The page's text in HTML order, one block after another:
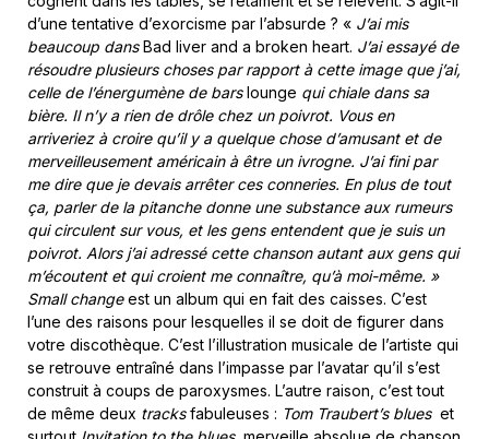
d’une tentative d’exorcisme par l’absurde ? « J’ai mis
beaucoup dansBad liver and a broken heart. J’ai essayé de
résoudre plusieurs choses par rapport à cette image que j’ai,
celle de l’énergumène de barslounge qui chiale dans sa
bière. Il n’y a rien de drôle chez un poivrot. Vous en
arriveriez à croire qu’il y a quelque chose d’amusant et de
merveilleusement américain à être un ivrogne. J’ai fini par
me dire que je devais arrêter ces conneries. En plus de tout
ça, parler de la pitanche donne une substance aux rumeurs
qui circulent sur vous, et les gens entendent que je suis un
poivrot. Alors j’ai adressé cette chanson autant aux gens qui
m’écoutent et qui croient me connaître, qu’à moi-même. »
Small changeest un album qui en fait des caisses. C’est
l’une des raisons pour lesquelles il se doit de figurer dans
votre discothèque. C’est l’illustration musicale de l’artiste qui
se retrouve entraîné dans l’impasse par l’avatar qu’il s’est
construit à coups de paroxysmes. L’autre raison, c’est tout
de même deux tracksfabuleuses : Tom Traubert’s blueset